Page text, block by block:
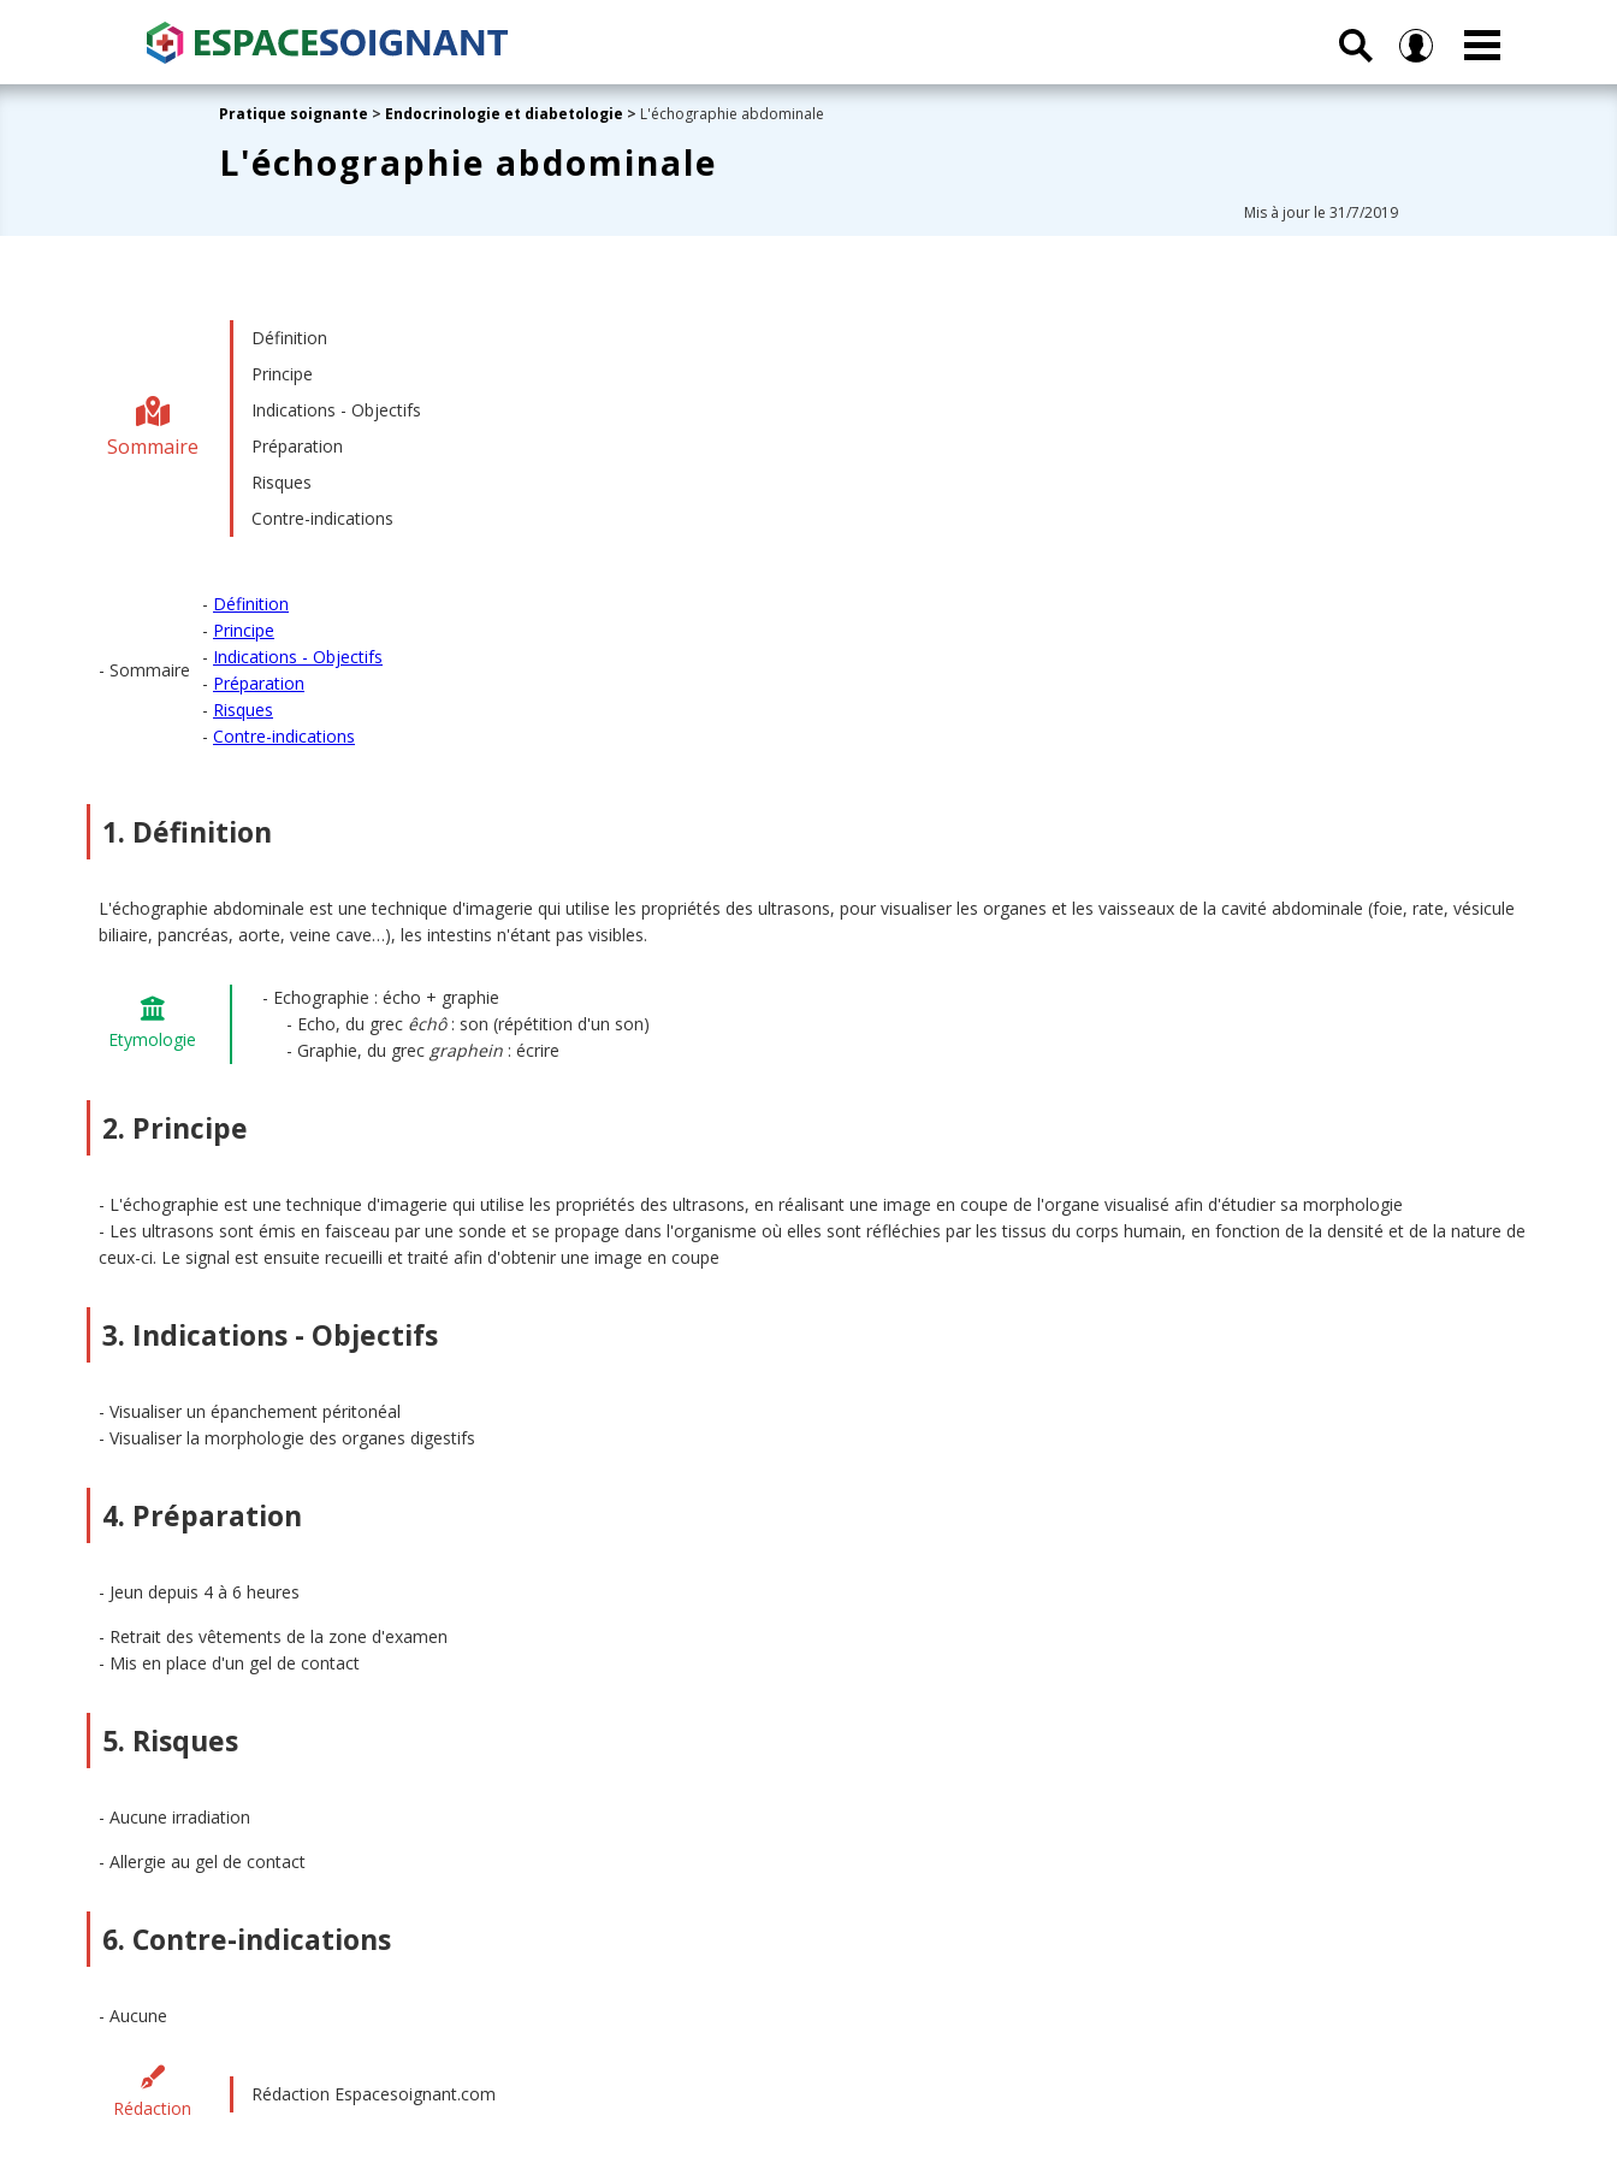
Pratique soignante > Endocrinologie et diabetologie > L'échographie abdominale
L'échographie abdominale
Mis à jour le 31/7/2019
Sommaire
Définition
Principe
Indications - Objectifs
Préparation
Risques
Contre-indications
Sommaire
Définition
Principe
Indications - Objectifs
Préparation
Risques
Contre-indications
1. Définition
L'échographie abdominale est une technique d'imagerie qui utilise les propriétés des ultrasons, pour visualiser les organes et les vaisseaux de la cavité abdominale (foie, rate, vésicule
biliaire, pancréas, aorte, veine cave…), les intestins n'étant pas visibles.
Etymologie
Echographie : écho + graphie
Echo, du grec êchô: son (répétition d'un son)
Graphie, du grec graphein : écrire
2. Principe
L'échographie est une technique d'imagerie qui utilise les propriétés des ultrasons, en réalisant une image en coupe de l'organe visualisé afin d'étudier sa morphologie
Les ultrasons sont émis en faisceau par une sonde et se propage dans l'organisme où elles sont réfléchies par les tissus du corps humain, en fonction de la densité et de la nature de
ceux-ci. Le signal est ensuite recueilli et traité afin d'obtenir une image en coupe
3. Indications - Objectifs
Visualiser un épanchement péritonéal
Visualiser la morphologie des organes digestifs
4. Préparation
Jeun depuis 4 à 6 heures
Retrait des vêtements de la zone d'examen
Mis en place d'un gel de contact
5. Risques
Aucune irradiation
Allergie au gel de contact
6. Contre-indications
Aucune
Rédaction
Rédaction Espacesoignant.com